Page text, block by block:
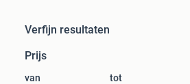
Verfijn resultaten
Prijs
van tot